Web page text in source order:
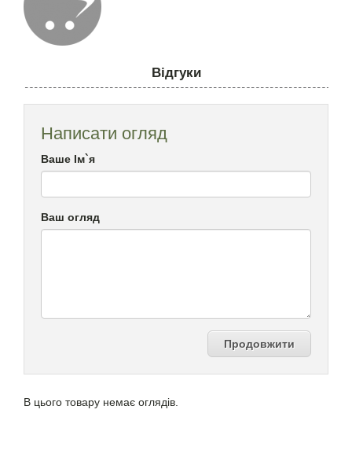
Відгуки
Написати огляд
Ваше Ім`я
Ваш огляд
Продовжити
В цього товару немає оглядів.